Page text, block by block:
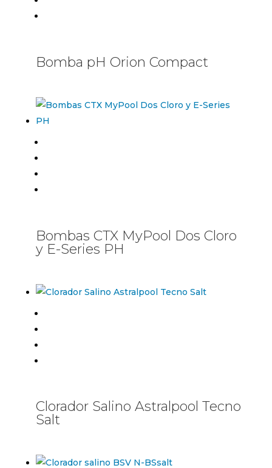
Bomba pH Orion Compact
Bombas CTX MyPool Dos Cloro
y E-Series PH
Clorador Salino Astralpool Tecno
Salt